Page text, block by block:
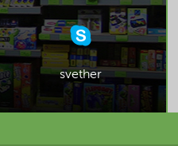
svether